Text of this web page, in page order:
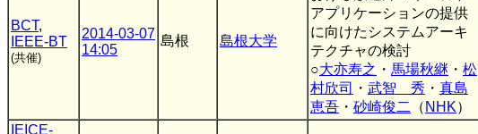
BCT,
IEEE-BT
(共催)
2014-03-07
14:05
島根 島根大学
アプリケーションの提供
に向けたシステムアーキ
テクチャの検討
○大亦寿之 ・ 馬場秋継 ・ 松
村欣司
・ 武智 秀 ・ 真島
恵吾 ・ 砂崎俊二 （ NHK）
IEICE-